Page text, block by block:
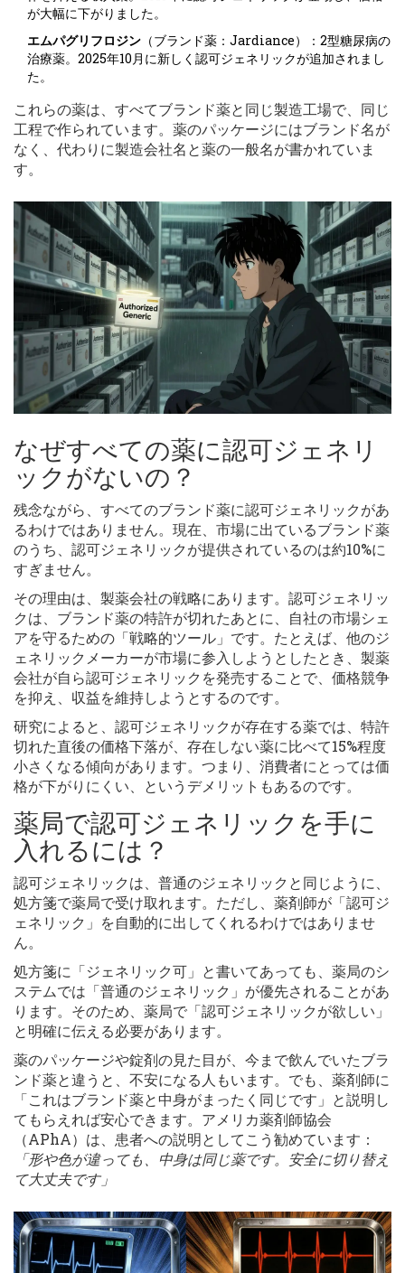
が大幅に下がりました。
エムパグリフロジン （ブランド薬：Jardiance）：2型糖尿病の
治療薬。2025年10月に新しく認可ジェネリックが追加されまし
た。
これらの薬は、すべてブランド薬と同じ製造工場で、同じ
工程で作られています。薬のパッケージにはブランド名が
なく、代わりに製造会社名と薬の一般名が書かれていま
す。
なぜすべての薬に認可ジェネリ
ックがないの？
残念ながら、すべてのブランド薬に認可ジェネリックがあ
るわけではありません。現在、市場に出ているブランド薬
のうち、認可ジェネリックが提供されているのは約10%に
すぎません。
その理由は、製薬会社の戦略にあります。認可ジェネリッ
クは、ブランド薬の特許が切れたあとに、自社の市場シェ
アを守るための「戦略的ツール」です。たとえば、他のジ
ェネリックメーカーが市場に参入しようとしたとき、製薬
会社が自ら認可ジェネリックを発売することで、価格競争
を抑え、収益を維持しようとするのです。
研究によると、認可ジェネリックが存在する薬では、特許
切れた直後の価格下落が、存在しない薬に比べて15%程度
小さくなる傾向があります。つまり、消費者にとっては価
格が下がりにくい、というデメリットもあるのです。
薬局で認可ジェネリックを手に
入れるには？
認可ジェネリックは、普通のジェネリックと同じように、
処方箋で薬局で受け取れます。ただし、薬剤師が「認可ジ
ェネリック」を自動的に出してくれるわけではありませ
ん。
処方箋に「ジェネリック可」と書いてあっても、薬局のシ
ステムでは「普通のジェネリック」が優先されることがあ
ります。そのため、薬局で「認可ジェネリックが欲しい」
と明確に伝える必要があります。
薬のパッケージや錠剤の見た目が、今まで飲んでいたブラ
ンド薬と違うと、不安になる人もいます。でも、薬剤師に
「これはブランド薬と中身がまったく同じです」と説明し
てもらえれば安心できます。アメリカ薬剤師協会
（APhA）は、患者への説明としてこう勧めています：
「形や色が違っても、中身は同じ薬です。安全に切り替え
て大丈夫です」